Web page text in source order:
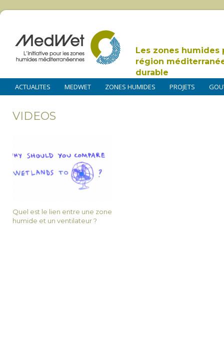
Les zones humides
région
durable
ACTUALITES MEDWET ZONES HUMIDES PROJETS
VIDEOS
Quel est le lien entre une zone
humide et un ventilateur ?